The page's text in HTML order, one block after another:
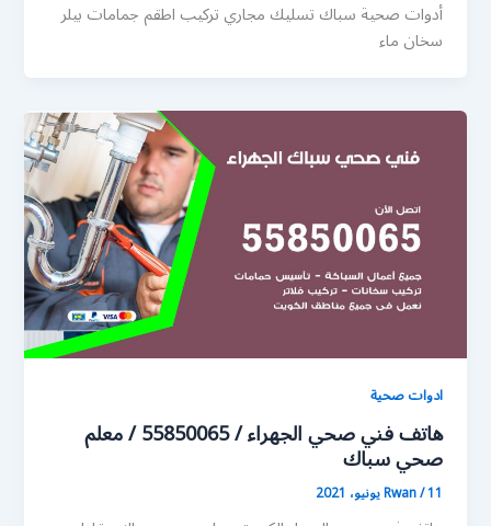
أدوات صحية سباك تسليك مجاري تركيب اطقم جمامات بيلر
سخان ماء
ادوات صحية
هاتف فني صحي الجهراء / 55850065 / معلم
صحي سباك
Rwan/11 يونيو، 2021